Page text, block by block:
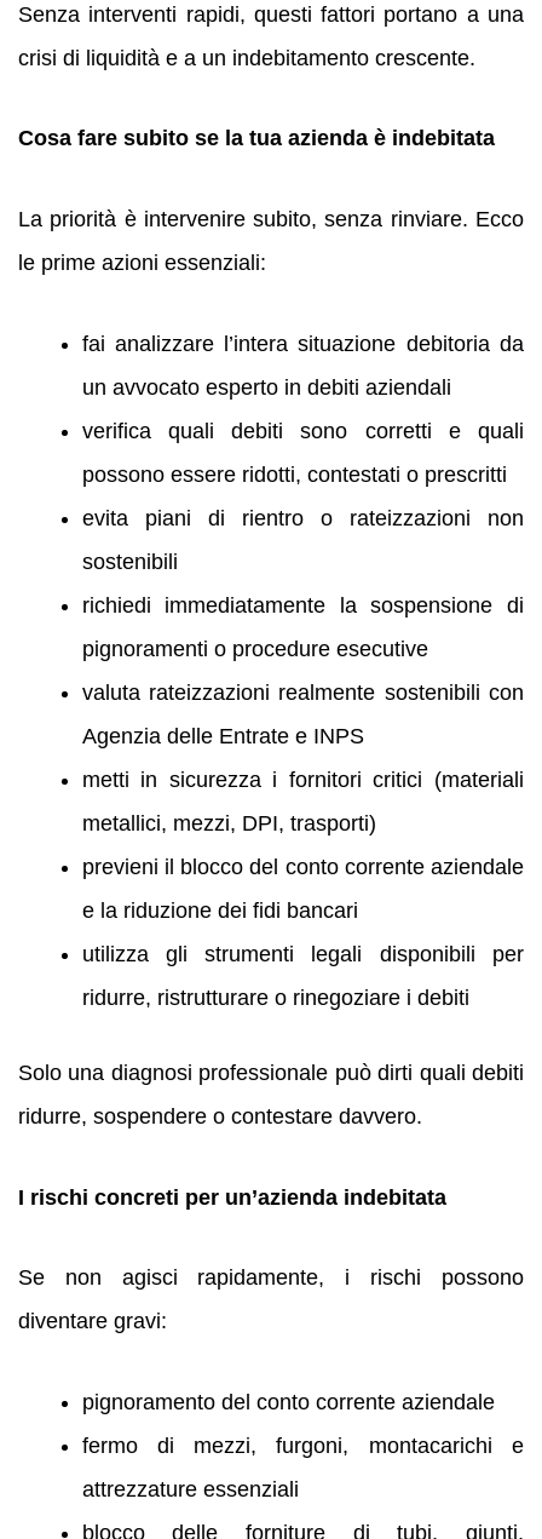
Senza interventi rapidi, questi fattori portano a una
crisi di liquidità e a un indebitamento crescente.
Cosa fare subito se la tua azienda è indebitata
La priorità è intervenire subito, senza rinviare. Ecco
le prime azioni essenziali:
fai analizzare l’intera situazione debitoria da
un avvocato esperto in debiti aziendali
verifica quali debiti sono corretti e quali
possono essere ridotti, contestati o prescritti
evita piani di rientro o rateizzazioni non
sostenibili
richiedi immediatamente la sospensione di
pignoramenti o procedure esecutive
valuta rateizzazioni realmente sostenibili con
Agenzia delle Entrate e INPS
metti in sicurezza i fornitori critici (materiali
metallici, mezzi, DPI, trasporti)
previeni il blocco del conto corrente aziendale
e la riduzione dei fidi bancari
utilizza gli strumenti legali disponibili per
ridurre, ristrutturare o rinegoziare i debiti
Solo una diagnosi professionale può dirti quali debiti
ridurre, sospendere o contestare davvero.
I rischi concreti per un’azienda indebitata
Se non agisci rapidamente, i rischi possono
diventare gravi:
pignoramento del conto corrente aziendale
fermo di mezzi, furgoni, montacarichi e
attrezzature essenziali
blocco delle forniture di tubi, giunti,